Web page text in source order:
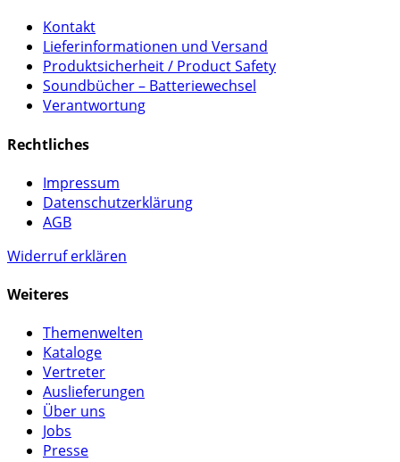
Kontakt
Lieferinformationen und Versand
Produktsicherheit / Product Safety
Soundbücher – Batteriewechsel
Verantwortung
Rechtliches
Impressum
Datenschutzerklärung
AGB
Widerruf erklären
Weiteres
Themenwelten
Kataloge
Vertreter
Auslieferungen
Über uns
Jobs
Presse